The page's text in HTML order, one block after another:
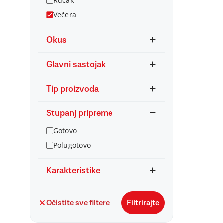
Večera
Okus
Glavni sastojak
Tip proizvoda
Stupanj pripreme
Gotovo
Polugotovo
Karakteristike
Očistite sve filtere Filtrirajte